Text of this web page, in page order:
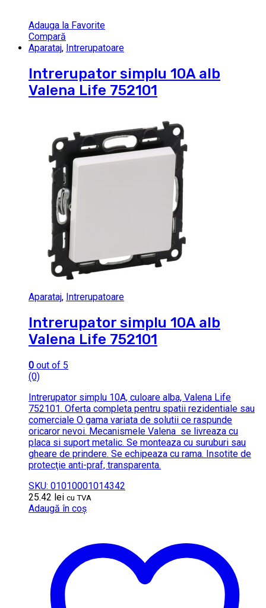
Adauga la Favorite
Compară
Aparataj, Intrerupatoare
Intrerupator simplu 10A alb
Valena Life 752101
Aparataj, Intrerupatoare
Intrerupator simplu 10A alb
Valena Life 752101
0 out of 5
(0)
Intrerupator simplu 10A, culoare alba, Valena Life
752101. Oferta completa pentru spatii rezidentiale sau
comerciale O gama variata de solutii ce raspunde
oricaror nevoi. Mecanismele Valena se livreaza cu
placa si suport metalic. Se monteaza cu suruburi sau
gheare de prindere. Se echipeaza cu rama. Insotite de
protecţie anti-praf, transparenta.
SKU: 01010001014342
25.42 lei cu TVA
Adaugă în coș